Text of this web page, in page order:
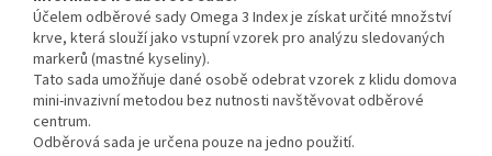
Účelem odběrové sady Omega 3 Index je získat určité množství
krve, která slouží jako vstupní vzorek pro analýzu sledovaných
markerů (mastné kyseliny).
Tato sada umožňuje dané osobě odebrat vzorek z klidu domova
mini-invazivní metodou bez nutnosti navštěvovat odběrové
centrum.
Odběrová sada je určena pouze na jedno použití.